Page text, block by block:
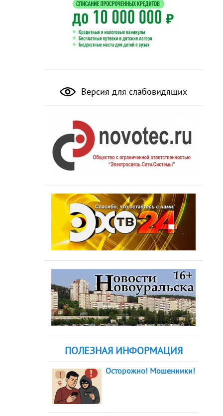
Версия для слабовидящих
ПОЛЕЗНАЯ ИНФОРМАЦИЯ
Осторожно! Мошенники!